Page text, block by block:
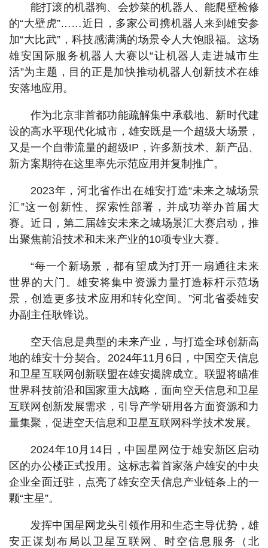
能打滚的机器狗、会炒菜的机器人、能爬壁检修
的“大壁虎”……近日，多家公司携机器人来到雄安参
加“大比武”，科技感满满的场景令人大饱眼福。这场
雄安国际服务机器人大赛以“让机器人走进城市生
活”为主题，目的正是加快推动机器人创新技术在雄
安落地应用。
作为北京非首都功能疏解集中承载地、新时代建
设的高水平现代化城市，雄安既是一个超级大场景，
又是一个自带流量的超级IP，许多新技术、新产品、
新方案期待在这里率先示范应用并复制推广。
2023年，河北省作出在雄安打造“未来之城场景
汇”这一创新性、探索性部署，并成功举办首届大
赛。近日，第二届雄安未来之城场景汇大赛启动，推
出聚焦前沿技术和未来产业的10项专业大赛。
“每一个新场景，都有望成为打开一扇通往未来
世界的大门。雄安将集中资源力量打造标杆示范场
景，创造更多技术应用和转化空间。”河北省委雄安
办副主任耿锋说。
空天信息是典型的未来产业，与打造全球创新高
地的雄安十分契合。2024年11月6日，中国空天信息
和卫星互联网创新联盟在雄安揭牌成立。联盟将瞄准
世界科技前沿和国家重大战略，面向空天信息和卫星
互联网创新发展需求，引导产学研用各方面资源和力
量集聚，促进空天信息和卫星互联网科学技术发展。
2024年10月14日，中国星网位于雄安新区启动
区的办公楼正式投用。这标志着首家落户雄安的中央
企业全面迁驻，点亮了雄安空天信息产业链条上的一
颗“主星”。
发挥中国星网龙头引领作用和生态主导优势，雄
安正谋划布局以卫星互联网、时空信息服务（北